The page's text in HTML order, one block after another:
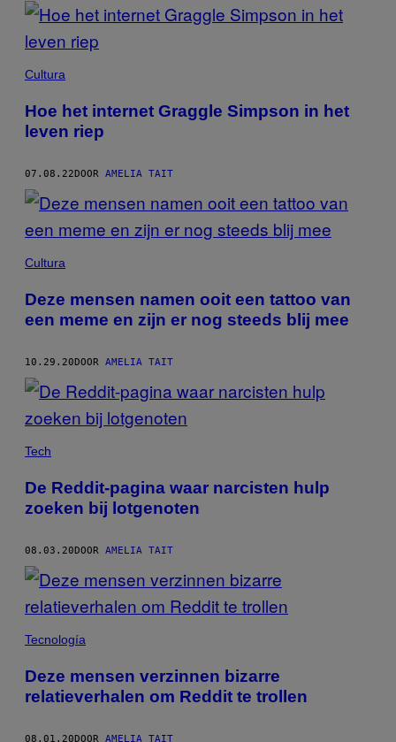
POSTS
BY
THIS
AUTHOR
Cultura
Hoe het internet Graggle Simpson in het
leven riep
07.08.22DOOR AMELIA TAIT
Cultura
Deze mensen namen ooit een tattoo van
een meme en zijn er nog steeds blij mee
10.29.20DOOR AMELIA TAIT
Tech
De Reddit-pagina waar narcisten hulp
zoeken bij lotgenoten
08.03.20DOOR AMELIA TAIT
Tecnología
Deze mensen verzinnen bizarre
relatieverhalen om Reddit te trollen
08.01.20DOOR AMELIA TAIT